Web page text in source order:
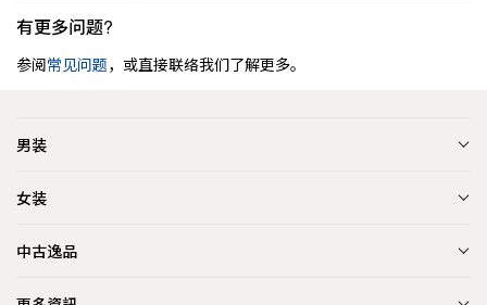
有更多问题?
参阅常见问题，或直接联络我们了解更多。
男装
女装
中古逸品